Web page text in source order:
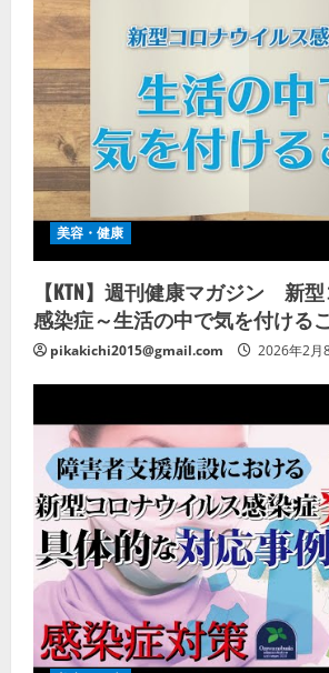
美容・健康
【KTN】週刊健康マガジン 新
感染症～生活の中で気を付ける
pikakichi2015@gmail.com 2026年2月